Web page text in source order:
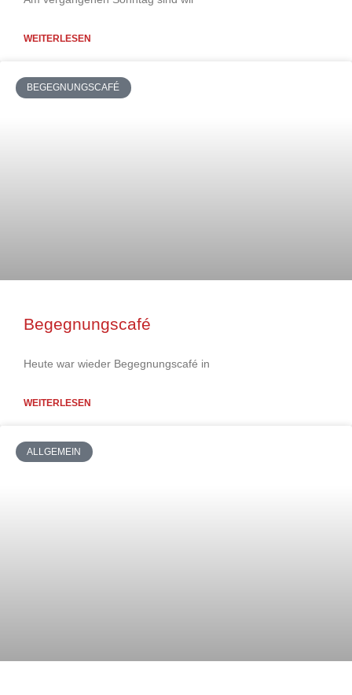
WEITERLESEN
BEGEGNUNGSCAFÉ
Begegnungscafé
Heute war wieder Begegnungscafé in
WEITERLESEN
ALLGEMEIN